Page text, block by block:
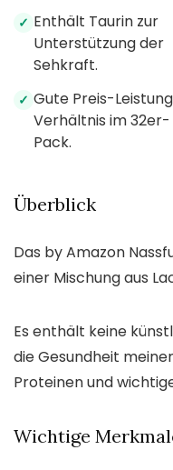
✓ Enthält Taurin zur
Unterstützung der
Sehkraft.
✓ Gute Preis-
Verhältnis im 32er-
Pack.
Überblick
Das by Amazon
einer Mischung aus
Es enthält keine
die Gesundheit
Proteinen und
Wichtige